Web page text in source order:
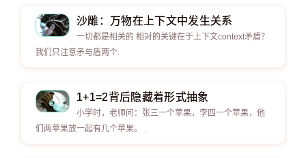
沙雕：万物在上下文中发生关系
一切都是相关的 相对的关键在于上下文context矛盾？
我们只注意矛与盾两个.
1+1=2背后隐藏着形式抽象
小学时，老师问：张三一个苹果，李四一个苹果，他
们两苹果放一起有几个苹果。 .